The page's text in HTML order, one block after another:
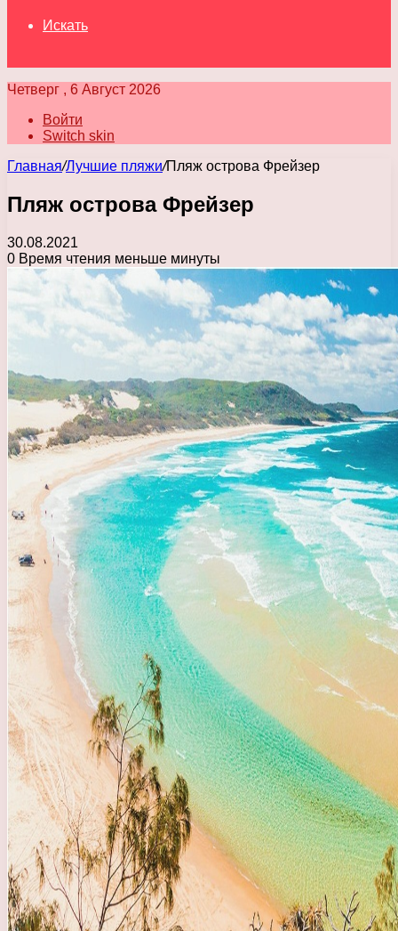
Искать
Четверг , 6 Август 2026
Войти
Switch skin
Главная/Лучшие пляжи/Пляж острова Фрейзер
Пляж острова Фрейзер
30.08.2021
0 Время чтения меньше минуты